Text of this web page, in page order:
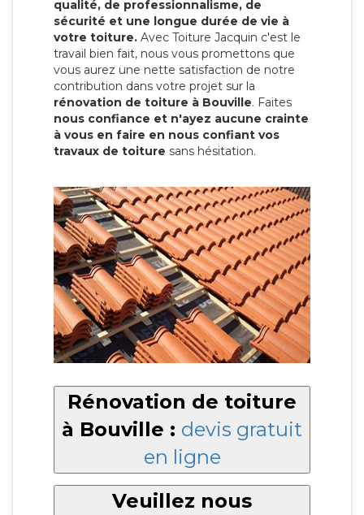
qualité, de professionnalisme, de
sécurité et une longue durée de vie à
votre toiture. Avec Toiture Jacquin c'est le
travail bien fait, nous vous promettons que
vous aurez une nette satisfaction de notre
contribution dans votre projet sur la
rénovation de toiture à Bouville. Faites
nous confiance et n'ayez aucune crainte
à vous en faire en nous confiant vos
travaux de toiture sans hésitation.
Rénovation de toiture
à Bouville : devis gratuit
en ligne
Veuillez nous